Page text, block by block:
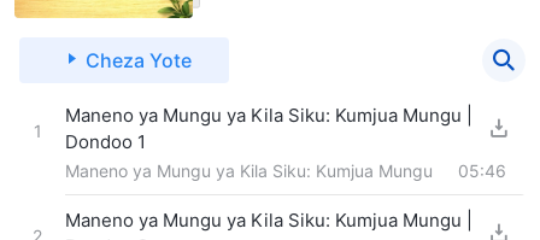
Cheza Yote
1
Maneno ya Mungu ya Kila Siku: Kumjua Mungu |
Dondoo 1
Maneno ya Mungu ya Kila Siku: Kumjua Mungu 05:46
Maneno ya Mungu ya Kila Siku: Kumjua Mungu |